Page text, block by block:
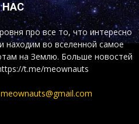
НАС
про все то, что интересно
находим во вселенной самое
на Землю. Больше новостей
t.me/meownauts
meownauts@gmail.com